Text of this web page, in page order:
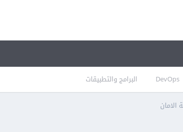
DevOps البرامج والتطبيقات
الامان